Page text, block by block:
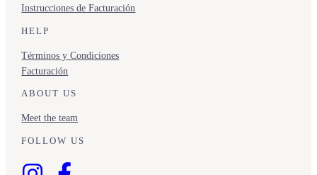
Instrucciones de Facturación
HELP
Términos y Condiciones
Facturación
ABOUT US
Meet the team
FOLLOW US